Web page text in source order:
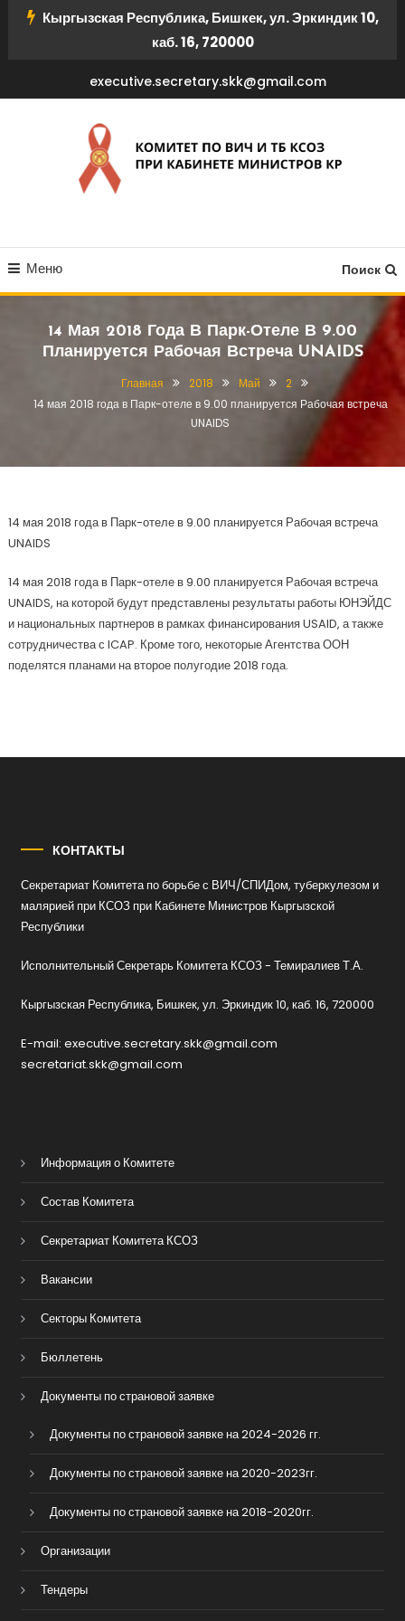
ПерейтиКыргызская Республика, Бишкек, ул. Эркиндик 10,
каб. 16, 720000
executive.secretary.skk@gmail.com
КСОЗ ПРИ КАБИНЕТЕ
МИНИСТРОВ КР
Меню Поиск
14 Мая 2018 Года В Парк-Отеле В 9.00
Планируется Рабочая Встреча UNAIDS
Главная 2018 Май
2
14 мая 2018 года в Парк-отеле в 9.00 планируется Рабочая встреча
UNAIDS
14 мая 2018 года в Парк-отеле в 9.00 планируется Рабочая встреча
UNAIDS
14 мая 2018 года в Парк-отеле в 9.00 планируется Рабочая встреча
UNAIDS, на которой будут представлены результаты работы ЮНЭЙДС
и национальных партнеров в рамках финансирования USAID, а также
сотрудничества с ICAP. Кроме того, некоторые Агентства ООН
поделятся планами на второе полугодие 2018 года.
КОНТАКТЫ
Секретариат Комитета по борьбе с ВИЧ/СПИДом, туберкулезом и
малярией при КСОЗ при Кабинете Министров Кыргызской
Республики
Исполнительный Секретарь Комитета КСОЗ - Темиралиев Т.А.
Кыргызская Республика, Бишкек, ул. Эркиндик 10, каб. 16, 720000
E-mail: executive.secretary.skk@gmail.com
secretariat.skk@gmail.com
Информация о Комитете
Состав Комитета
Секретариат Комитета КСОЗ
Вакансии
Секторы Комитета
Бюллетень
Документы по страновой заявке
Документы по страновой заявке на 2024-2026 гг.
Документы по страновой заявке на 2020-2023гг.
Документы по страновой заявке на 2018-2020гг.
Организации
Тендеры